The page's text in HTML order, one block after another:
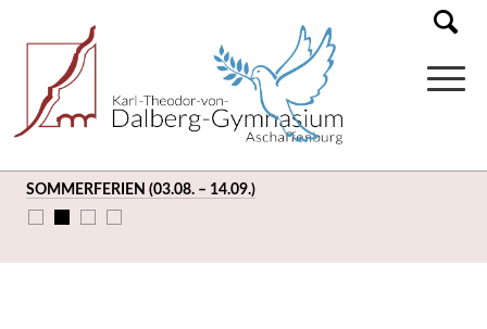
SOMMERFERIEN (03.08. – 14.09.)